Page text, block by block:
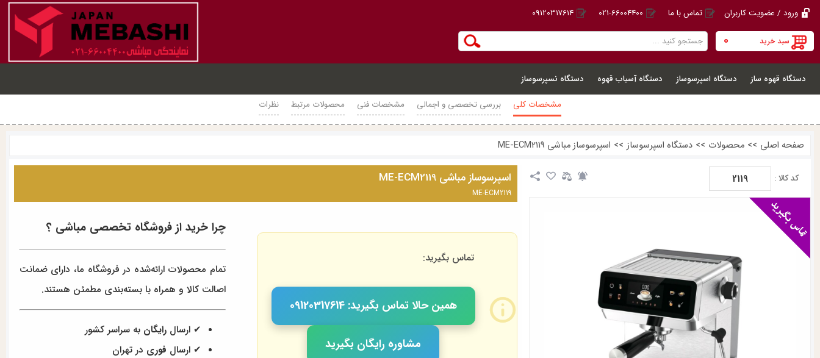
ورود / عضویت کاربران تماس با ما 021-66004400
09120317614
سبد خرید 0
دستگاه قهوه ساز دستگاه اسپرسوساز دستگاه آسیاب قهوه
دستگاه نسپرسوساز
مشخصات کلی
بررسی تخصصی و اجمالی مشخصات فنی محصولات مرتبط نظرات
صفحه اصلی >> محصولات >> دستگاه اسپرسوساز >> اسپرسوساز مباشی ME-ECM2119
کد کالا : 2119 اسپرسوساز مباشی ME-ECM2119
ME-ECM2119
تماس بگیرید:
همین حالا تماس بگیرید: 09120317614
مشاوره رایگان بگیرید
چرا خرید از فروشگاه تخصصی مباشی ؟
تمام محصولات ارائه‌شده در فروشگاه ما، دارای ضمانت
اصالت کالا و همراه با بسته‌بندی مطمئن هستند.
✔ ارسالرایگان به سراسر کشور
✔ ارسال فوری در تهران